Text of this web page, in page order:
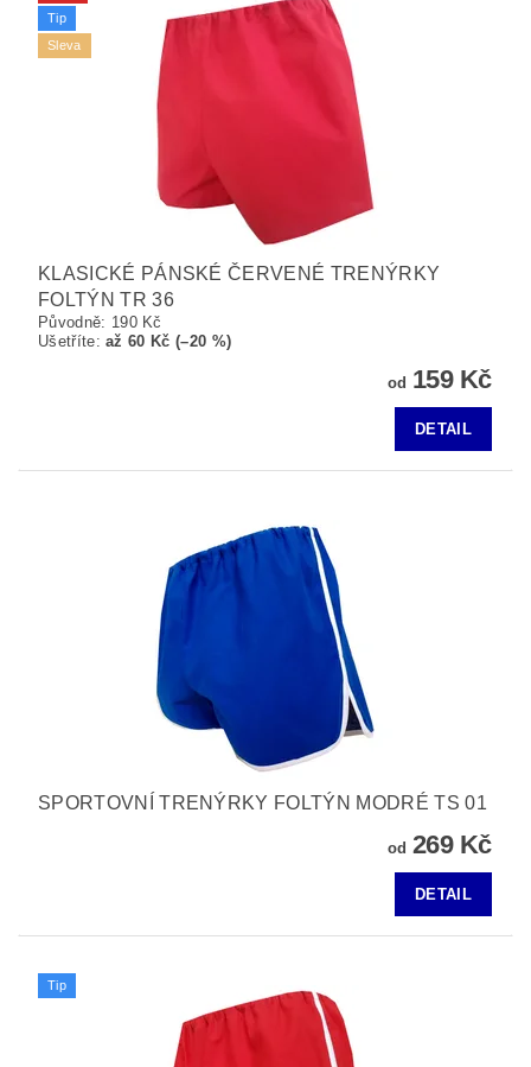
Tip
Sleva
KLASICKÉ PÁNSKÉ ČERVENÉ TRENÝRKY
FOLTÝN TR 36
Původně: 190 Kč
Ušetříte:až 60 Kč (–20 %)
od 159 Kč
DETAIL
SPORTOVNÍ TRENÝRKY FOLTÝN MODRÉ TS 01
od 269 Kč
DETAIL
Tip